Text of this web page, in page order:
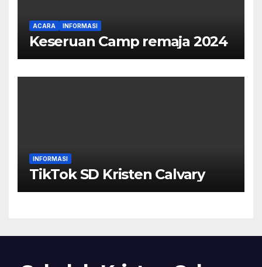
ACARA INFORMASI
Keseruan Camp remaja 2024
INFORMASI
TikTok SD Kristen Calvary